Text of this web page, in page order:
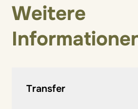
Weitere
Transfer